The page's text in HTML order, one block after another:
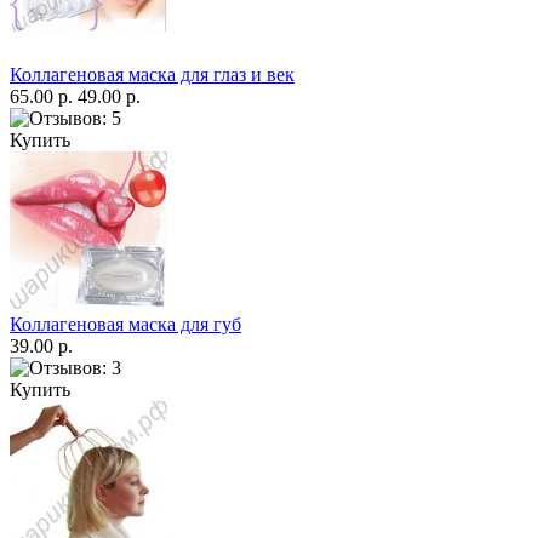
Коллагеновая маска для глаз и век
65.00 р. 49.00 р.
Купить
Коллагеновая маска для губ
39.00 р.
Купить